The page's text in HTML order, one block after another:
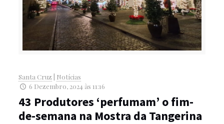
Santa Cruz
Notícias
6 Dezembro, 2024 às 11:16
43 Produtores ‘perfumam’ o fim-
de-semana na Mostra da Tangerina